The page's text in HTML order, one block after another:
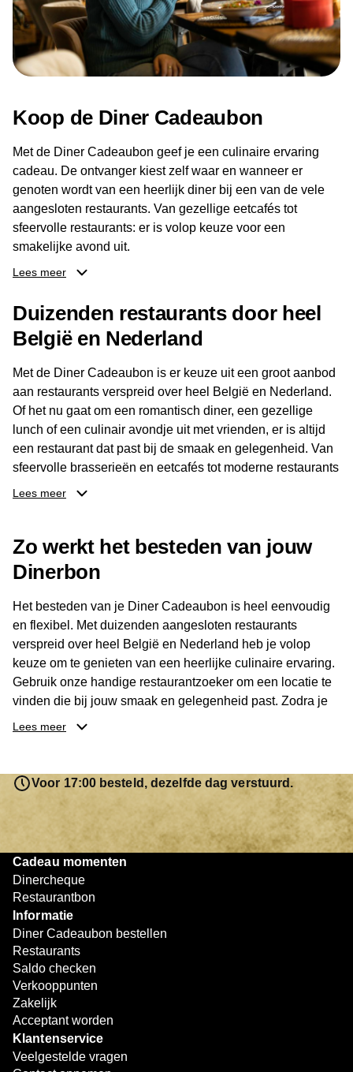
Koop de Diner Cadeaubon
Met de Diner Cadeaubon geef je een culinaire ervaring
cadeau. De ontvanger kiest zelf waar en wanneer er
genoten wordt van een heerlijk diner bij een van de vele
aangesloten restaurants. Van gezellige eetcafés tot
sfeervolle restaurants: er is volop keuze voor een
smakelijke avond uit.
ontvanger eenvoudig een locatie kiezen die past bij de
smaak en gelegenheid. Zo geeft de Diner Cadeaubon niet
alleen een diner, maar ook een gezellig moment om
Lees meer
Duizenden restaurants door heel
België en Nederland
Met de Diner Cadeaubon is er keuze uit een groot aanbod
aan restaurants verspreid over heel België en Nederland.
Of het nu gaat om een romantisch diner, een gezellige
lunch of een culinair avondje uit met vrienden, er is altijd
een restaurant dat past bij de smaak en gelegenheid. Van
sfeervolle brasserieën en eetcafés tot moderne restaurants
en gastronomische locaties: er is voor ieder wat wils.
buurt, bijvoorbeeld in Brussel, Antwerpen, Gent of Brugge.
De ontvanger kiest zelf waar en wanneer er wordt genoten
van deze culinaire ervaring. Zo is de Diner Cadeaubon
niet alleen een diner, maar een bijzondere belevenis.
Lees meer
Zo werkt het besteden van jouw
Dinerbon
Het besteden van je Diner Cadeaubon is heel eenvoudig
en flexibel. Met duizenden aangesloten restaurants
verspreid over heel België en Nederland heb je volop
keuze om te genieten van een heerlijke culinaire ervaring.
Gebruik onze handige restaurantzoeker om een locatie te
vinden die bij jouw smaak en gelegenheid past. Zodra je
je keuze hebt gemaakt, kun je eenvoudig reserveren en na
resterende bedrag blijft gewoon op de bon staan en kan
later worden gebruikt. Zo geniet je keer op keer van
bijzondere eetmomenten.
Lees meer
Voor 17:00 besteld, dezelfde dag verstuurd.
Cadeau momenten
Dinercheque
Restaurantbon
Informatie
Diner Cadeaubon bestellen
Restaurants
Saldo checken
Verkooppunten
Zakelijk
Acceptant worden
Klantenservice
Veelgestelde vragen